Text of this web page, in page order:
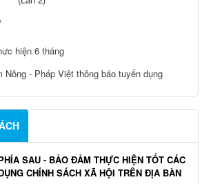
(Lần 2)
hiện 6 tháng
Nông - Pháp Việt thông báo tuyển dụng
SAU - BẢO ĐẢM THỰC HIỆN TỐT CÁC
CHÍNH SÁCH XÃ HỘI TRÊN ĐỊA BÀN